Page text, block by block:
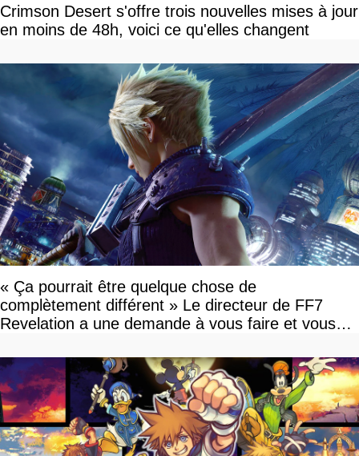
Crimson Desert s'offre trois nouvelles mises à jour
en moins de 48h, voici ce qu'elles changent
« Ça pourrait être quelque chose de
complètement différent » Le directeur de FF7
Revelation a une demande à vous faire et vous